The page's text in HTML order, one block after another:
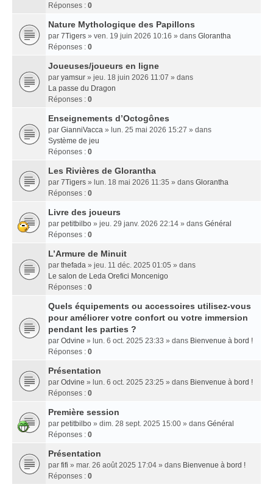
Réponses : 0
Nature Mythologique des Papillons
par 7Tigers » ven. 19 juin 2026 10:16 » dans Glorantha
Réponses : 0
Joueuses/joueurs en ligne
par yamsur » jeu. 18 juin 2026 11:07 » dans
La passe du Dragon
Réponses : 0
Enseignements dʼOctogônes
par GianniVacca » lun. 25 mai 2026 15:27 » dans
Système de jeu
Réponses : 0
Les Rivières de Glorantha
par 7Tigers » lun. 18 mai 2026 11:35 » dans Glorantha
Réponses : 0
Livre des joueurs
par petitbilbo » jeu. 29 janv. 2026 22:14 » dans Général
Réponses : 0
L’Armure de Minuit
par thefada » jeu. 11 déc. 2025 01:05 » dans
Le salon de Leda Orefici Moncenigo
Réponses : 0
Quels équipements ou accessoires utilisez-vous
pour améliorer votre confort ou votre immersion
pendant les parties ?
par Odvine » lun. 6 oct. 2025 23:33 » dans Bienvenue à bord !
Réponses : 0
Présentation
par Odvine » lun. 6 oct. 2025 23:25 » dans Bienvenue à bord !
Réponses : 0
Première session
par petitbilbo » dim. 28 sept. 2025 15:00 » dans Général
Réponses : 0
Présentation
par fifi » mar. 26 août 2025 17:04 » dans Bienvenue à bord !
Réponses : 0